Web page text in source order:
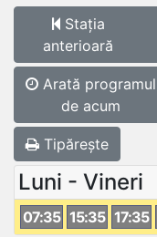
Stația
anterioară
Arată programul
de acum
Tipărește
Luni - Vineri
07:35 15:35 17:35